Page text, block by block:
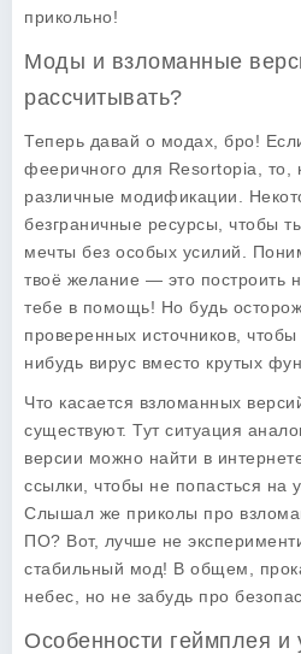
прикольно!
Моды и взломанные
рассчитывать?
Теперь давай о модах, бро!
фееричного для Resortopia ,
различные модификации.
безграничные ресурсы, чтобы
мечты без особых усилий.
твоё желание — это построить
тебе в помощь! Но будь
проверенных источников, чтобы
нибудь вирус вместо крутых
Что касается взломанных
существуют. Тут ситуация
версии можно найти в
ссылки, чтобы не попасться на
Слышал же приколы про
ПО? Вот, лучше не
стабильный мод! В общем,
небес, но не забудь про
Особенности геймплея и